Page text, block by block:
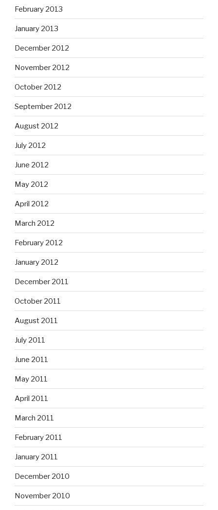
February 2013
January 2013
December 2012
November 2012
October 2012
September 2012
August 2012
July 2012
June 2012
May 2012
April 2012
March 2012
February 2012
January 2012
December 2011
October 2011
August 2011
July 2011
June 2011
May 2011
April 2011
March 2011
February 2011
January 2011
December 2010
November 2010